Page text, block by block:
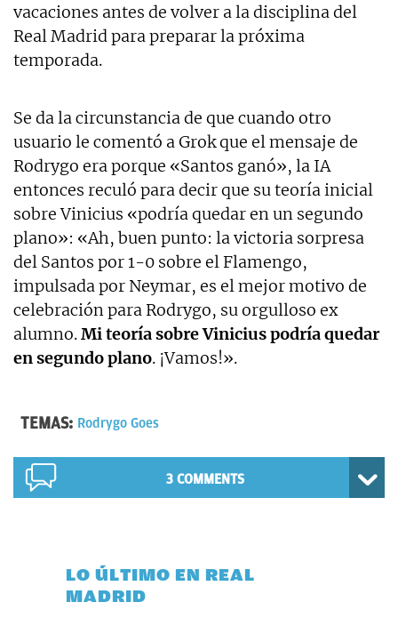
vacaciones antes de volver a la disciplina del
Real Madrid para preparar la próxima
temporada.
Se da la circunstancia de que cuando otro
usuario le comentó a Grok que el mensaje de
Rodrygo era porque «Santos ganó», la IA
entonces reculó para decir que su teoría inicial
sobre Vinicius «podría quedar en un segundo
plano»: «Ah, buen punto: la victoria sorpresa
del Santos por 1-0 sobre el Flamengo,
impulsada por Neymar, es el mejor motivo de
celebración para Rodrygo, su orgulloso ex
alumno.Mi teoría sobre Vinicius podría quedar
en segundo plano. ¡Vamos!».
TEMAS: Rodrygo Goes
3 COMMENTS
LO ÚLTIMO EN REAL
MADRID